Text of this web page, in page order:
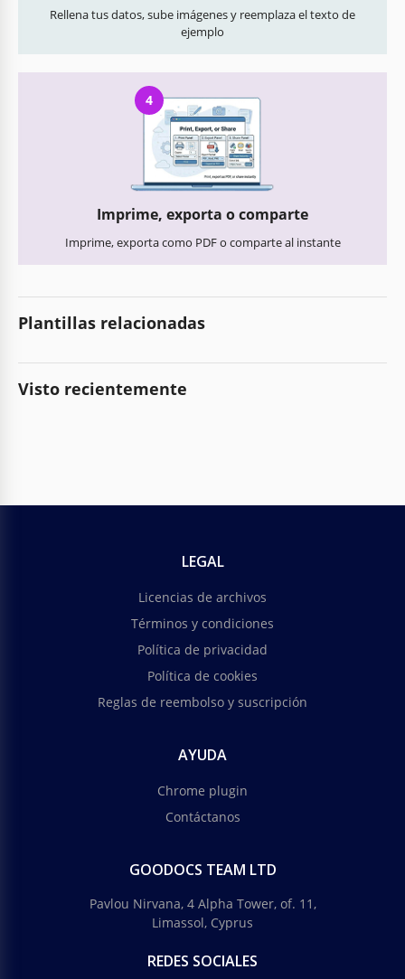
Rellena tus datos, sube imágenes y reemplaza el texto de
ejemplo
4
Imprime, exporta o comparte
Imprime, exporta como PDF o comparte al instante
Plantillas relacionadas
Visto recientemente
LEGAL
Licencias de archivos
Términos y condiciones
Política de privacidad
Política de cookies
Reglas de reembolso y suscripción
AYUDA
Chrome plugin
Contáctanos
GOODOCS TEAM LTD
Pavlou Nirvana, 4 Alpha Tower, of. 11,
Limassol, Cyprus
REDES SOCIALES